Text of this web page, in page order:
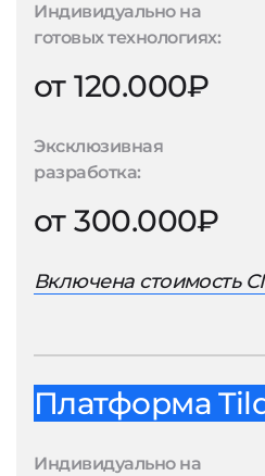
Индивидуально на
готовых технологиях:
от 120.000₽
Эксклюзивная
разработка:
от 300.000₽
Включена стоимость
Платформа
Индивидуально на